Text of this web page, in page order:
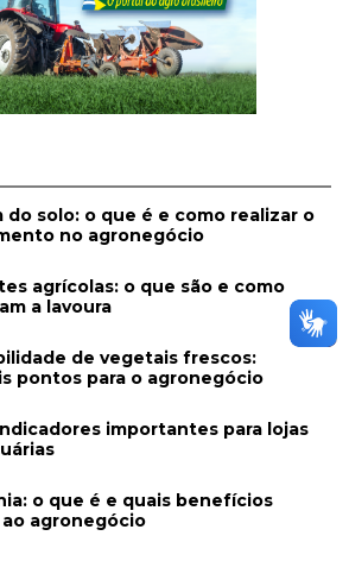
do solo: o que é e como realizar o
no agronegócio
agrícolas: o que são e como
a lavoura
de vegetais frescos:
pontos para o agronegócio
importantes para lojas
o que é e quais benefícios
agronegócio